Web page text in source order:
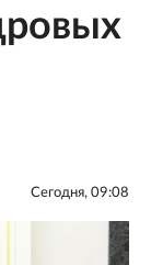
Сегодня, 09:08